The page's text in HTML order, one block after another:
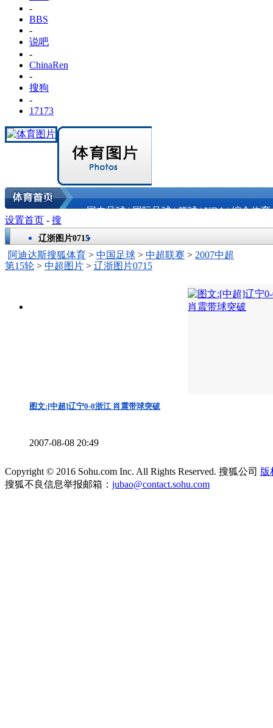
-
BBS
-
说吧
-
ChinaRen
-
搜狗
-
17173
国内足球|国际足球|篮球|NBA|综合体育
辽浙图片0715
阿迪达斯搜狐体育 > 中国足球 > 中超联赛 > 2007中超
第15轮 > 中超图片 > 辽浙图片0715
图文:[中超]辽宁0-0浙江 肖震带球突破
2007-08-08 20:49
设置首页 - 搜
Copyright © 2016 Sohu.com Inc. All Rights Reserved. 搜狐公司 版
搜狐不良信息举报邮箱： jubao@contact.sohu.com